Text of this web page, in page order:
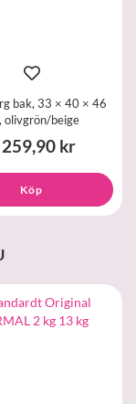
bak, 33 × 40 × 46
olivgrön/beige
kr
Köp